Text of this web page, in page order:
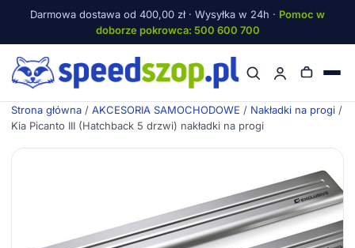
Darmowa dostawa od 400,00 zł · Wysyłka w 24h · Pomoc w
doborze pokrowca: 500 600 700
Menu
Strona główna / AKCESORIA SAMOCHODOWE / Nakładki na progi /
Kia Picanto III (Hatchback 5 drzwi) nakładki na progi